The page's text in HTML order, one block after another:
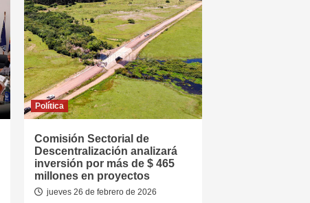
Política
Comisión Sectorial de
Descentralización analizará
inversión por más de $ 465
millones en proyectos
jueves 26 de febrero de 2026